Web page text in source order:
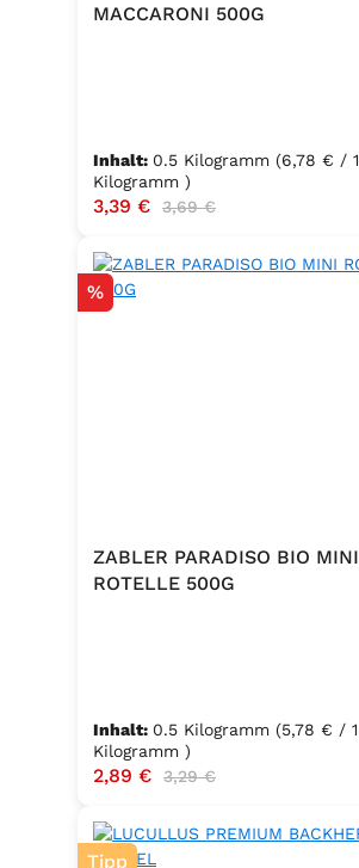
MACCARONI 500G
Inhalt: 0.5 Kilogramm (6,78 € / 1
Kilogramm )
Verkaufspreis:
3,39 € Regulärer Preis:
3,69 €
Rabatt
%
ZABLER PARADISO BIO MINI
ROTELLE 500G
Inhalt: 0.5 Kilogramm (5,78 € / 1
Kilogramm )
Verkaufspreis:
2,89 € Regulärer Preis:
3,29 €
Tipp